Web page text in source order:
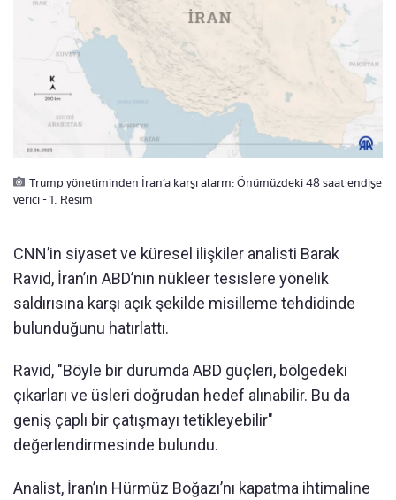
Trump yönetiminden İran’a karşı alarm: Önümüzdeki 48 saat endişe
verici - 1. Resim
CNN’in siyaset ve küresel ilişkiler analisti Barak
Ravid, İran’ın ABD’nin nükleer tesislere yönelik
saldırısına karşı açık şekilde misilleme tehdidinde
bulunduğunu hatırlattı.
Ravid, "Böyle bir durumda ABD güçleri, bölgedeki
çıkarları ve üsleri doğrudan hedef alınabilir. Bu da
geniş çaplı bir çatışmayı tetikleyebilir"
değerlendirmesinde bulundu.
Analist, İran’ın Hürmüz Boğazı’nı kapatma ihtimaline